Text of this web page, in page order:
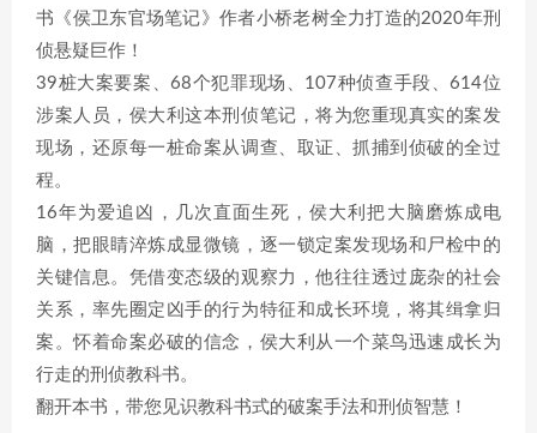
书《侯卫东官场笔记》作者小桥老树全力打造的2020年刑
侦悬疑巨作！
39桩大案要案、68个犯罪现场、107种侦查手段、614位
涉案人员，侯大利这本刑侦笔记，将为您重现真实的案发
现场，还原每一桩命案从调查、取证、抓捕到侦破的全过
程。
16年为爱追凶，几次直面生死，侯大利把大脑磨炼成电
脑，把眼睛淬炼成显微镜，逐一锁定案发现场和尸检中的
关键信息。凭借变态级的观察力，他往往透过庞杂的社会
关系，率先圈定凶手的行为特征和成长环境，将其缉拿归
案。怀着命案必破的信念，侯大利从一个菜鸟迅速成长为
行走的刑侦教科书。
翻开本书，带您见识教科书式的破案手法和刑侦智慧！